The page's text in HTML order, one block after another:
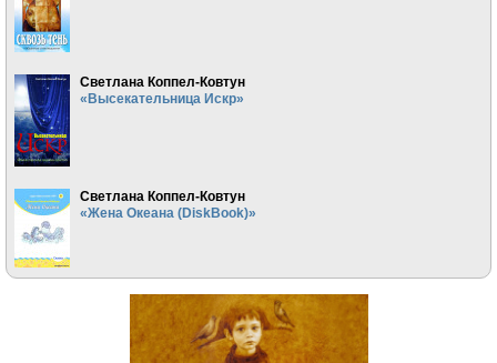
Светлана Коппел-Ковтун
«Высекательница Искр»
Светлана Коппел-Ковтун
«Жена Океана (DiskBook)»